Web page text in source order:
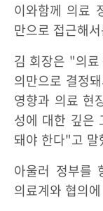
이와함께 의료
만으로 접근해
김 회장은 "의
의만으로 결정
영향과 의료 현
성에 대한 깊은
돼야 한다"고 말
아울러 정부를
의료계와 협의